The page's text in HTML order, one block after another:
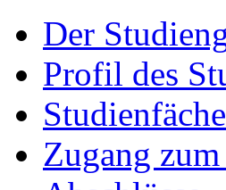
Der
Profil des
Zugang